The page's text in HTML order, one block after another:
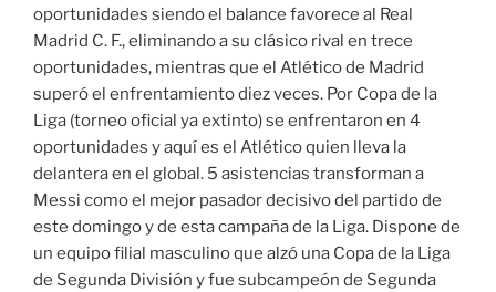
oportunidades siendo el balance favorece al Real
Madrid C. F., eliminando a su clásico rival en trece
oportunidades, mientras que el Atlético de Madrid
superó el enfrentamiento diez veces. Por Copa de la
Liga (torneo oficial ya extinto) se enfrentaron en 4
oportunidades y aquí es el Atlético quien lleva la
delantera en el global. 5 asistencias transforman a
Messi como el mejor pasador decisivo del partido de
este domingo y de esta campaña de la Liga. Dispone de
un equipo filial masculino que alzó una Copa de la Liga
de Segunda División y fue subcampeón de Segunda